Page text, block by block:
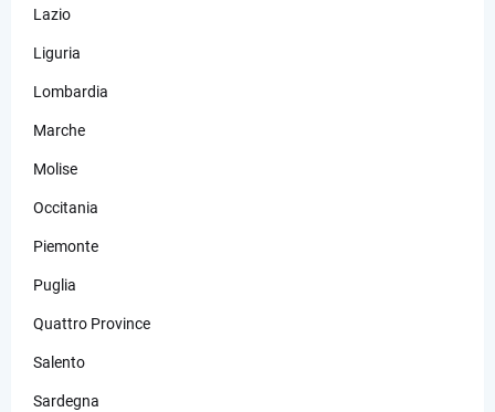
Lazio
Liguria
Lombardia
Marche
Molise
Occitania
Piemonte
Puglia
Quattro Province
Salento
Sardegna